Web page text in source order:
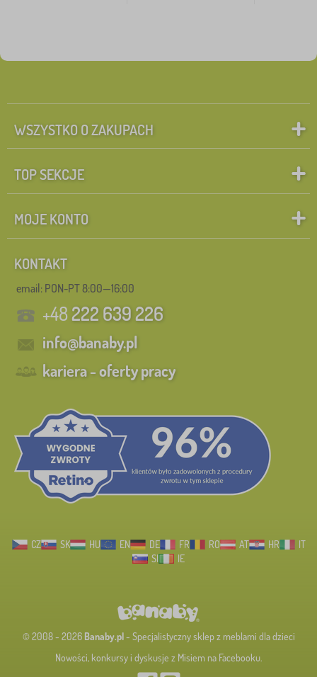
WSZYSTKO O ZAKUPACH
TOP SEKCJE
MOJE KONTO
KONTAKT
email: PON-PT 8:00—16:00
+48222 639 226
info@banaby.pl
kariera - oferty pracy
CZ SK HU EN DE FR RO AT HR
IT
SI
IE
© 2008 - 2026 Banaby.pl- Specjalistyczny sklep z meblami dla dzieci
Nowości, konkursy i dyskusje z Misiem na Facebooku.